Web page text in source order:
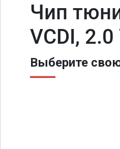
Чип
VCDI,
Выберите